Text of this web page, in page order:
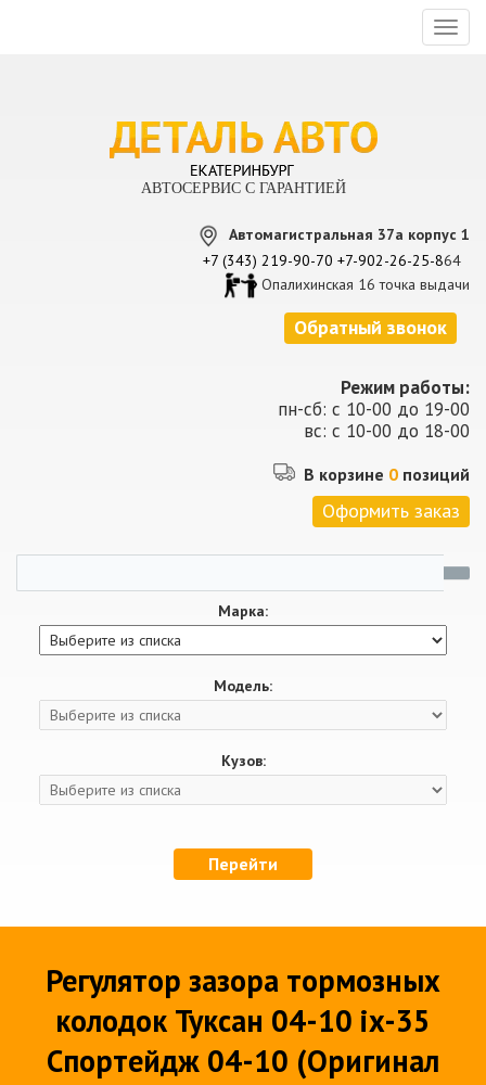
АВТОСЕРВИС С ГАРАНТИЕЙ
Автомагистральная 37а корпус 1
+7 (343) 219-90-70 +7-902-26-25-864
Опалихинская 16 точка выдачи
Обратный звонок
Режим работы:
пн-сб: с 10-00 до 19-00
вс: с 10-00 до 18-00
В корзине 0 позиций
Оформить заказ
Марка:
Модель:
Кузов:
Перейти
Регулятор зазора тормозных
колодок Туксан 04-10 ix-35
Спортейдж 04-10 (Оригинал